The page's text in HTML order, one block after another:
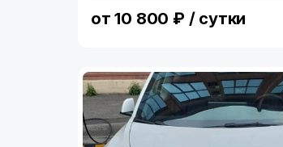
от 10 800 ₽ / сутки